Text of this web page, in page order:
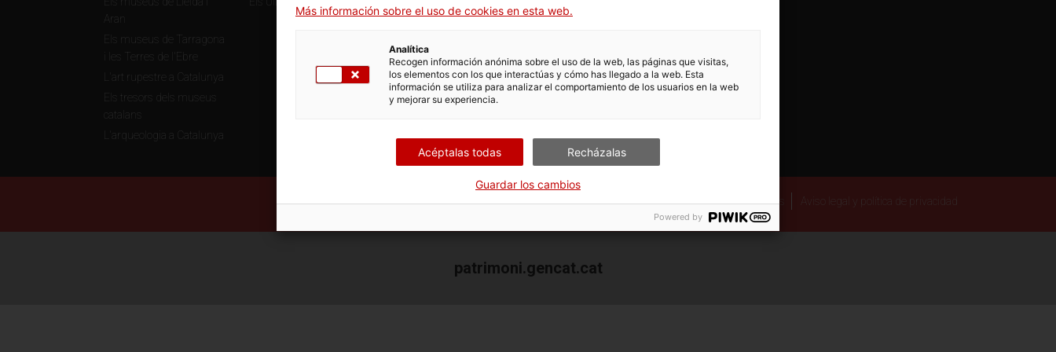
Aran
Els museus de Tarragona
i les Terres de l'Ebre
L'art rupestre a Catalunya
Els tresors dels museus
catalans
L'arqueologia a Catalunya
cultural català en 3D
Quiénes somos Contacta Derechos de autor Cookies Aviso legal y política de privacidad
patrimoni.gencat.cat
Más información sobre el uso de cookies en esta web.
Analítica
Recogen información anónima sobre el uso de la web, las páginas que visitas,
los elementos con los que interactúas y cómo has llegado a la web. Esta
información se utiliza para analizar el comportamiento de los usuarios en la web
y mejorar su experiencia.
Acéptalas todas Recházalas
Guardar los cambios
Powered by